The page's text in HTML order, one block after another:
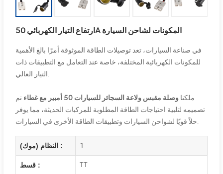
ارتفاع التيار الكهربائي 50A المكونات لشاحن السيارة
في صناعة السيارات، تعد توصيلات الطاقة الموثوقة أمرًا بالغ الأهمية
للمكونات الكهربائية المختلفة، خاصة عند التعامل مع التطبيقات ذات
التيار العالي.
ملكناوصلة مقبس ولاعة السجائر للسيارات 50 أمبير مع غطاء
تم
تصميمه لتلبية احتياجات الطاقة المطلوبة للمركبات الحديثة، مما يوفر
حلاً قويًا لشواحن السيارات وتطبيقات الطاقة الأخرى في السيارات.
النظام (موك) : 1
قسط : TT